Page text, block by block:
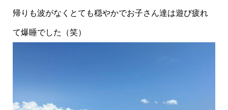
帰りも波がなくとても穏やかでお子さん達は遊び疲れ
て爆睡でした（笑）